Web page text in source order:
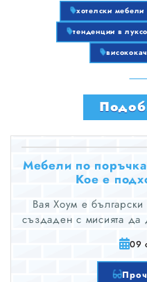
хотелски мебели
тенденции в
Мебели по
Кое е
Вая Хоум е
създаден с мисията
офис или хотел.
материи, ние
09